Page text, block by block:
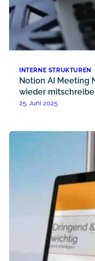
INTERNE STRUKTUREN
Notion AI Meeting
wieder
25. Juni 2025